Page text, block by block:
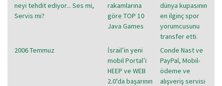
neyi tehdit ediyor... Ses mi,
Servis mi?
rakamlarına
göre TOP 10
Java Games
dünya kupasının
en ilginç spor
yorumcusunu
transfer etti.
2006 Temmuz
İsrail’in yeni
mobil Portal’i
HEEP ve WEB
2.0’da başarının
Conde Nast ve
PayPal, Mobil-
ödeme ve
alışveriş servisi